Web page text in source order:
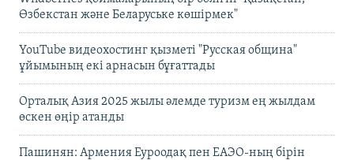
Өзбекстан және Беларуське көшірмек"
YouTube видеохостинг қызметі "Русская община"
ұйымының екі арнасын бұғаттады
Орталық Азия 2025 жылы әлемде туризм ең жылдам
өскен өңір атанды
Пашинян: Армения Еуроодақ пен ЕАЭО-ның бірін